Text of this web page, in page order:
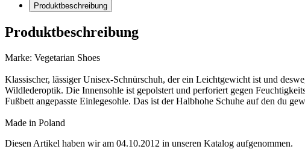
Produktbeschreibung
Produktbeschreibung
Marke: Vegetarian Shoes
Klassischer, lässiger Unisex-Schnürschuh, der ein Leichtgewicht ist und
Wildlederoptik. Die Innensohle ist gepolstert und perforiert gegen
Fußbett angepasste Einlegesohle. Das ist der Halbhohe Schuhe auf den du
Made in Poland
Diesen Artikel haben wir am 04.10.2012 in unseren Katalog aufgenommen.